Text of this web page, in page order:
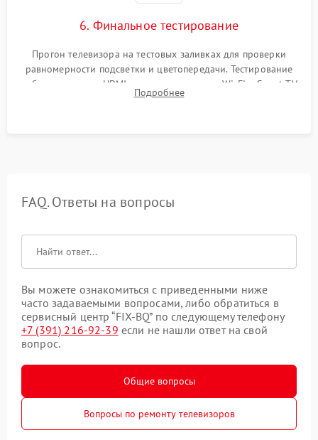
6. Финальное тестирование
Прогон телевизора на тестовых заливках для проверки
равномерности подсветки и цветопередачи. Тестирование
работы разъемов HDMI, динамиков, модуля Wi-Fi и Smart TV
в рабочем режиме в течение нескольких часов.
Подробнее
FAQ. Ответы на вопросы
Вы можете ознакомиться с приведенными ниже
часто задаваемыми вопросами, либо обратиться в
сервисный центр “FIX-BQ” по следующему телефону
+7 (391) 216-92-39 если не нашли ответ на свой
вопрос.
Общие вопросы
Вопросы по ремонту телевизоров